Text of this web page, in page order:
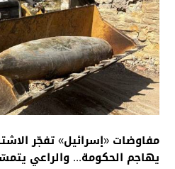
مفاوضات «إسرائيل» تفجّر
يهاجم الحكومة... والراعي